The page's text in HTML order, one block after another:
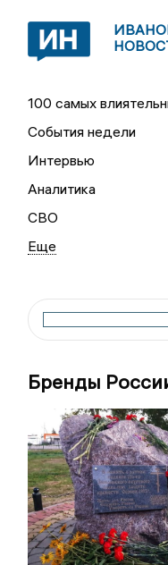
100 самых
События недели
Интервью
Аналитика
СВО
Бренды